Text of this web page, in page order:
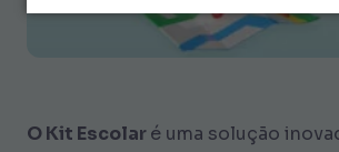
O Kit Escolaré uma solução